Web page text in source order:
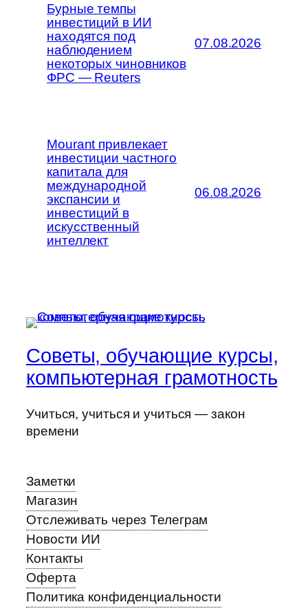
Бурные темпы
инвестиций в ИИ
находятся под
наблюдением
некоторых чиновников
ФРС — Reuters
07.08.2026
Mourant привлекает
инвестиции частного
капитала для
международной
экспансии и
инвестиций в
искусственный
интеллект
06.08.2026
Советы, обучающие курсы,
компьютерная грамотность
Учиться, учиться и учиться — закон
времени
Заметки
Магазин
Отслеживать через Телеграм
Новости ИИ
Контакты
Оферта
Политика конфиденциальности